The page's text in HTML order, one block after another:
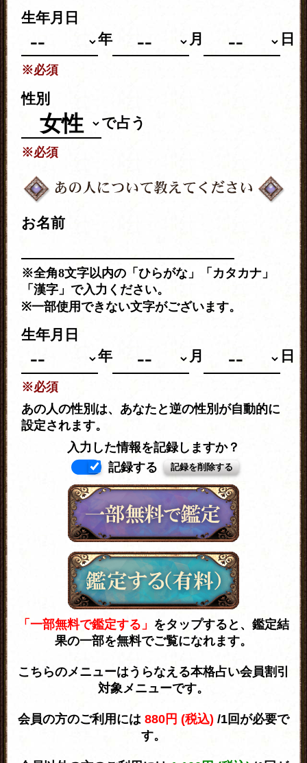
生年月日
年
月 日
※必須
性別
で占う
※必須
お名前
※全角8文字以内の「ひらがな」「カタカナ」
「漢字」で入力ください。
※一部使用できない文字がございます。
生年月日
年
月 日
※必須
あの人の性別は、あなたと逆の性別が自動的に
設定されます。
入力した情報を記録しますか？
記録する
「一部無料で鑑定する」 をタップすると、鑑定結
果の一部を無料でご覧になれます。
こちらのメニューはうらなえる本格占い会員割引
対象メニューです。
会員の方のご利用には 880円 (税込) /1回が必要で
す。